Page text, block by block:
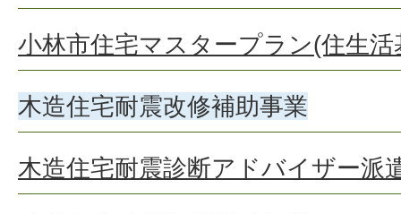
小林市住宅マスタープラン(住生活
木造住宅耐震改修補助事業
木造住宅耐震診断アドバイザー派